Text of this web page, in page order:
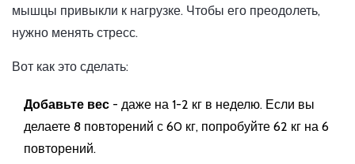
мышцы привыкли к нагрузке. Чтобы его преодолеть,
нужно менять стресс.
Вот как это сделать:
Добавьте вес - даже на 1-2 кг в неделю. Если вы
делаете 8 повторений с 60 кг, попробуйте 62 кг на 6
повторений.